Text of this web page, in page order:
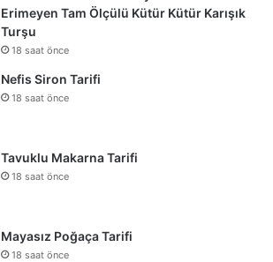
Erimeyen Tam Ölçülü Kütür Kütür Karışık
Turşu
18 saat önce
Nefis Siron Tarifi
18 saat önce
Tavuklu Makarna Tarifi
18 saat önce
Mayasız Poğaça Tarifi
18 saat önce